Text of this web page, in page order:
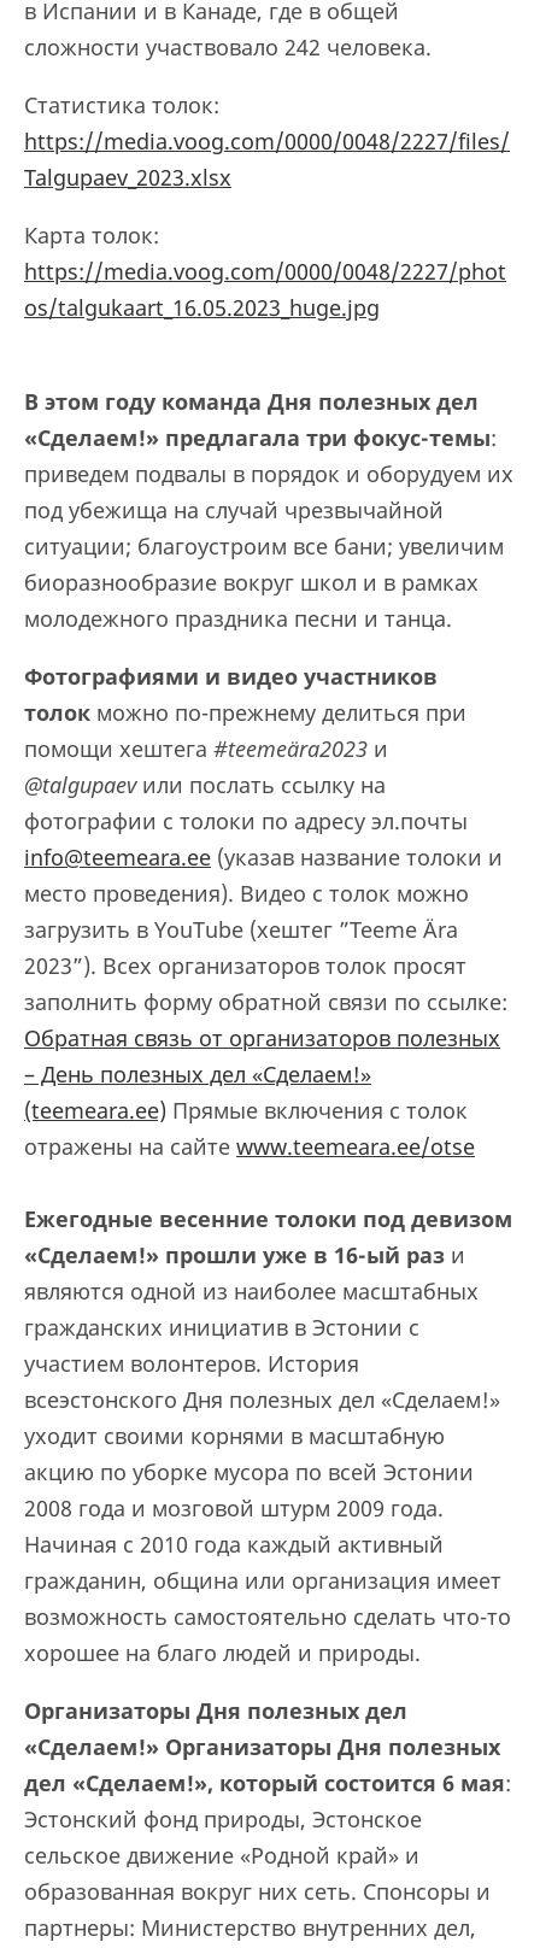
в Испании и в Канаде, где в общей
сложности участвовало 242 человека.
Статистика толок:
https://media.voog.com/0000/0048/2227/files/
Talgupaev_2023.xlsx
Карта толок:
https://media.voog.com/0000/0048/2227/phot
os/talgukaart_16.05.2023_huge.jpg
В этом году команда Дня полезных дел
«Сделаем!» предлагала три фокус-темы:
приведем подвалы в порядок и оборудуем их
под убежища на случай чрезвычайной
ситуации; благоустроим все бани; увеличим
биоразнообразие вокруг школ и в рамках
молодежного праздника песни и танца.
Фотографиями и видео участников
толок можно по-прежнему делиться при
помощи хештега #teemeära2023 и
@talgupaevили послать ссылку на
фотографии с толоки по адресу эл.почты
info@teemeara.ee (указав название толоки и
место проведения). Видео с толок можно
загрузить в YouTube (хештег ”Teeme Ära
2023”). Всех организаторов толок просят
заполнить форму обратной связи по ссылке:
Обратная связь от организаторов полезных
– День полезных дел «Сделаем!»
(teemeara.ee) Прямые включения с толок
отражены на сайте www.teemeara.ee/otse
Ежегодные весенние толоки под девизом
«Сделаем!» прошли уже в 16-ый раз и
являются одной из наиболее масштабных
гражданских инициатив в Эстонии с
участием волонтеров. История
всеэстонского Дня полезных дел «Сделаем!»
уходит своими корнями в масштабную
акцию по уборке мусора по всей Эстонии
2008 года и мозговой штурм 2009 года.
Начиная с 2010 года каждый активный
гражданин, община или организация имеет
возможность самостоятельно сделать что-то
хорошее на благо людей и природы.
Организаторы Дня полезных дел
«Сделаем!» Организаторы Дня полезных
дел «Сделаем!», который состоится 6 мая:
Эстонский фонд природы, Эстонское
сельское движение «Родной край» и
образованная вокруг них сеть. Спонсоры и
партнеры: Министерство внутренних дел,